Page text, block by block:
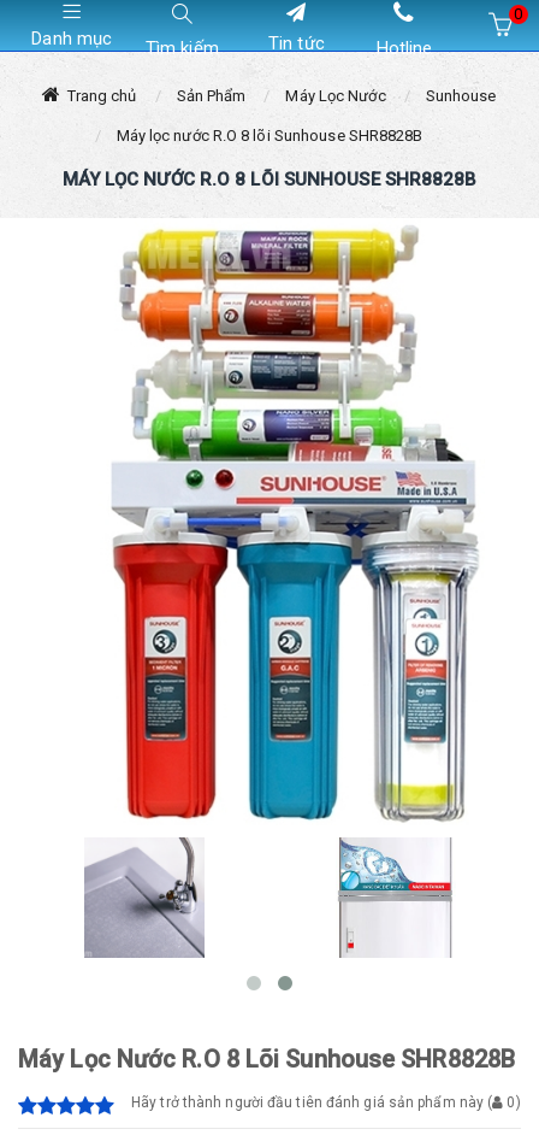
Danh mục Tìm kiếm Tin tức Hotline
0
Trang chủ Sản Phẩm Máy Lọc Nước Sunhouse
Máy lọc nước R.O 8 lõi Sunhouse SHR8828B
MÁY LỌC NƯỚC R.O 8 LÕI SUNHOUSE SHR8828B
Máy Lọc Nước R.O 8 Lõi Sunhouse SHR8828B
Hãy trở thành người đầu tiên đánh giá sản phẩm này ( 0)